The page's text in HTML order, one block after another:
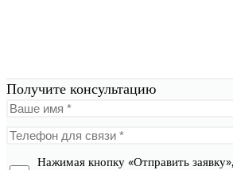
Получите консультацию
Нажимая кнопку «Отправить